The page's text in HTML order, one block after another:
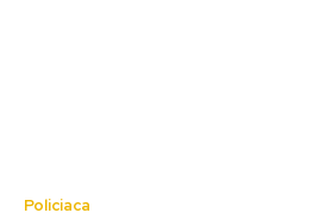
Policiaca